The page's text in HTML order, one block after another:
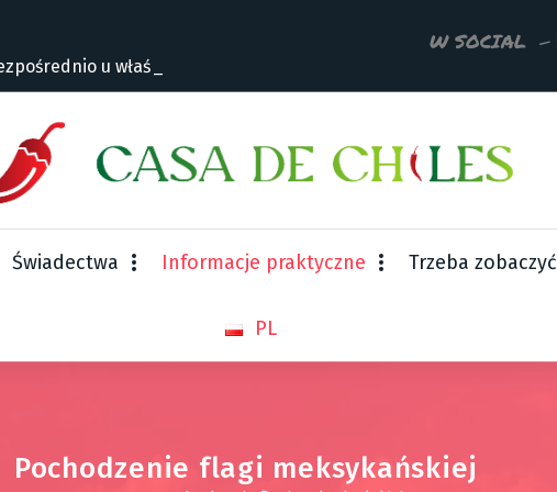
u właścici
W SOCIAL
Świadectwa Informacje praktyczne Trzeba zobaczyć
PL
Pochodzenie flagi meksykańskiej